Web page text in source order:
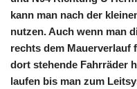
kann man nach der
nutzen. Auch wenn man
rechts dem Mauerverlauf
dort stehende Fahrräder
laufen bis man zum